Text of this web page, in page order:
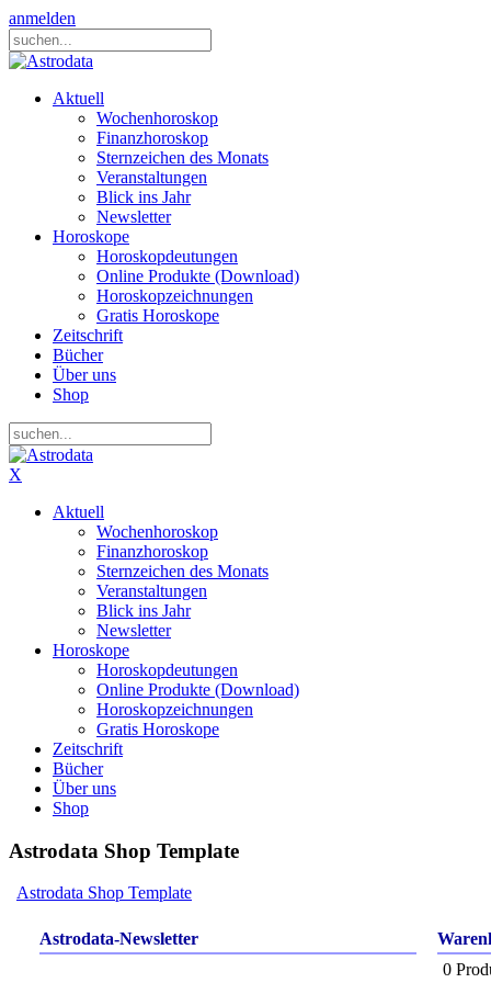
anmelden
Aktuell
Wochenhoroskop
Finanzhoroskop
Sternzeichen des Monats
Veranstaltungen
Blick ins Jahr
Newsletter
Horoskope
Horoskopdeutungen
Online Produkte (Download)
Horoskopzeichnungen
Gratis Horoskope
Zeitschrift
Bücher
Über uns
Shop
X
Aktuell
Wochenhoroskop
Finanzhoroskop
Sternzeichen des Monats
Veranstaltungen
Blick ins Jahr
Newsletter
Horoskope
Horoskopdeutungen
Online Produkte (Download)
Horoskopzeichnungen
Gratis Horoskope
Zeitschrift
Bücher
Über uns
Shop
Astrodata Shop Template
Astrodata Shop Template
Astrodata-Newsletter
0